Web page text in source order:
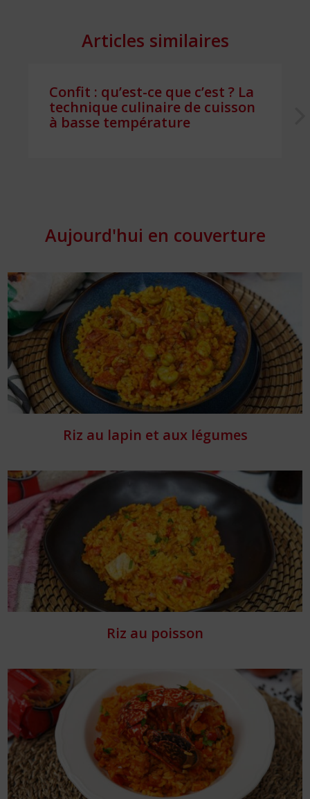
Articles similaires
Confit : qu’est-ce que c’est ? La
technique culinaire de cuisson
à basse température
Aujourd'hui en couverture
Riz au lapin et aux légumes
Riz au poisson